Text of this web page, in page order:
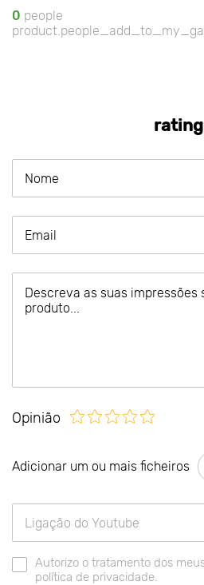
0 people
rating
Opinião
Adicionar um ou mais ficheiros
Autorizo o tratamento dos
política de privacidade.